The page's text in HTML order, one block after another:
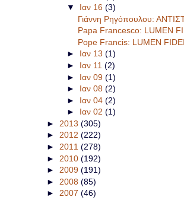
▼ Ιαν 16(3)
Γιάννη Ρηγόπουλου:
Papa Francesco: LUMEN
Pope Francis: LUMEN
► Ιαν 13(1)
► Ιαν 11(2)
► Ιαν 09(1)
► Ιαν 08(2)
► Ιαν 04(2)
► Ιαν 02(1)
► 2013 (305)
► 2012 (222)
► 2011 (278)
► 2010 (192)
► 2009 (191)
► 2008 (85)
► 2007 (46)